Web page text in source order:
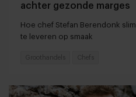
achter gezonde marges
Hoe chef Stefan Berendonk
te leveren op smaak
Groothandels Chefs